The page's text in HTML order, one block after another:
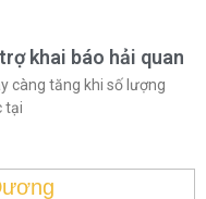
khai báo hải quan
càng tăng khi số lượng
tại